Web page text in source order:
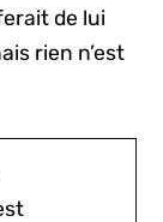
de lui
rien n’est